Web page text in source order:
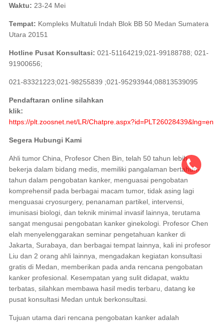
Waktu: 23-24 Mei
Tempat: Kompleks Multatuli Indah Blok BB 50 Medan Sumatera
Utara 20151
Hotline Pusat Konsultasi: 021-51164219;021-99188788; 021-
91900656;
021-83321223;021-98255839 ;021-95293944;08813539095
Pendaftaran online silahkan
klik:
https://plt.zoosnet.net/LR/Chatpre.aspx?id=PLT26028439&lng=en
Segera Hubungi Kami
Ahli tumor China, Profesor Chen Bin, telah 50 tahun lebih
bekerja dalam bidang medis, memiliki pangalaman bertahun-
tahun dalam pengobatan kanker, menguasai pengobatan
komprehensif pada berbagai macam tumor, tidak asing lagi
menguasai cryosurgery, penanaman partikel, intervensi,
imunisasi biologi, dan teknik minimal invasif lainnya, terutama
sangat mengusai pengobatan kanker ginekologi. Profesor Chen
elah menyelenggarakan seminar pengetahuan kanker di
Jakarta, Surabaya, dan berbagai tempat lainnya, kali ini profesor
Liu dan 2 orang ahli lainnya, mengadakan kegiatan konsultasi
gratis di Medan, memberikan pada anda rencana pengobatan
kanker profesional. Kesempatan yang sulit didapat, waktu
terbatas, silahkan membawa hasil medis terbaru, datang ke
pusat konsultasi Medan untuk berkonsultasi.
Tujuan utama dari rencana pengobatan kanker adalah